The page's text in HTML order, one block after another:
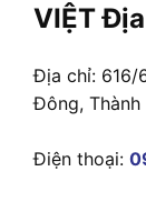
VIỆT
Địa chỉ: 616/
Đông, Thành
Điện thoại: